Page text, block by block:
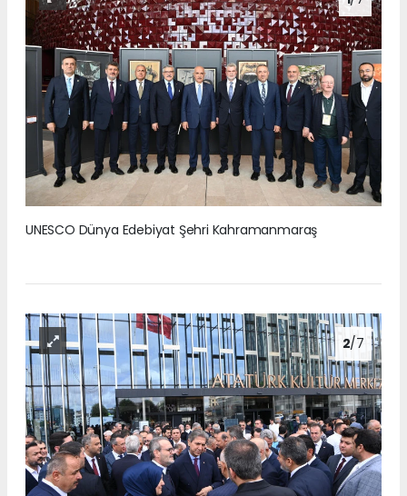
UNESCO Dünya Edebiyat Şehri Kahramanmaraş
2/7